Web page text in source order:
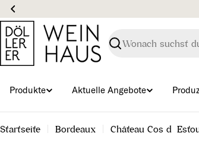
Zum
Inhalt
springen
Suchen
Produkte Aktuelle Angebote
Startseite Bordeaux Château Cos